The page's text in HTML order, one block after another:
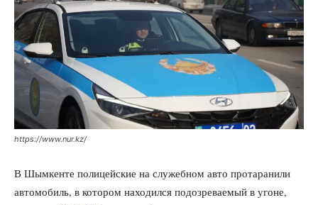
https://www.nur.kz/
В Шымкенте полицейские на служебном авто протаранили
автомобиль, в котором находился подозреваемый в угоне,